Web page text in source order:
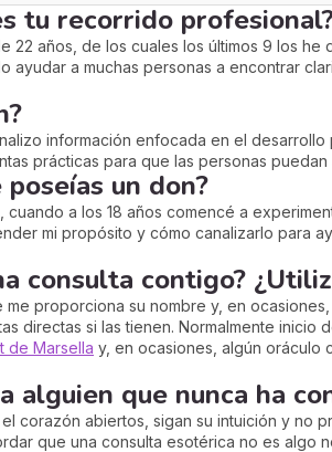
tu recorrido
22 años, de los cuales los últimos 9 los
ayudar a muchas personas a encontrar
información enfocada en el
prácticas para que las personas puedan
un don?
a los 18 años comencé a
mi propósito y cómo canalizarlo para
consulta contigo?
me proporciona su nombre y, en
directas si las tienen. Normalmente
de Marsella y, en ocasiones, algún oráculo
alguien que nunca ha
corazón abiertos, sigan su intuición y no
que una consulta esotérica no es